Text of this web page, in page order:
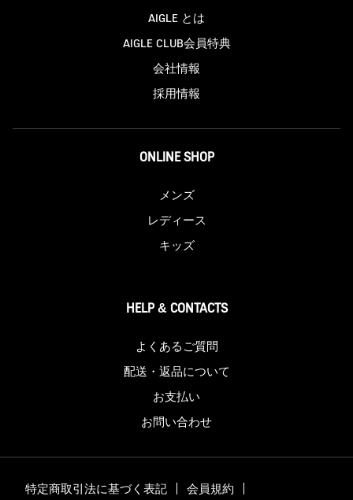
AIGLE とは
AIGLE CLUB会員特典
会社情報
採用情報
ONLINE SHOP
メンズ
レディース
キッズ
HELP & CONTACTS
よくあるご質問
配送・返品について
お支払い
お問い合わせ
特定商取引法に基づく表記 会員規約